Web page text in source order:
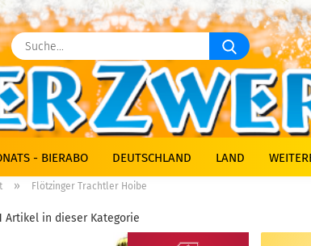
Suche...
- BIERABO DEUTSCHLAND LAND
» Flötzinger Trachtler Hoibe
Artikel in dieser Kategorie